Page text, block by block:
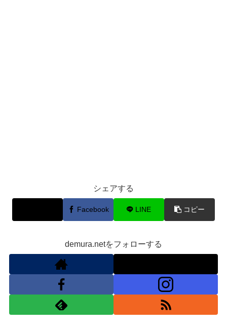
シェアする
Facebook LINE コピー
demura.netをフォローする